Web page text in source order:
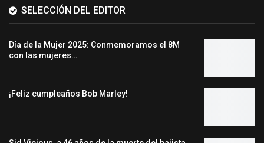
SELECCIÓN DEL EDITOR
Día de la Mujer 2025: Conmemoramos el 8M
con las mujeres…
¡Feliz cumpleaños Bob Marley!